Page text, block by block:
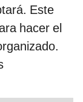
Este
hacer el